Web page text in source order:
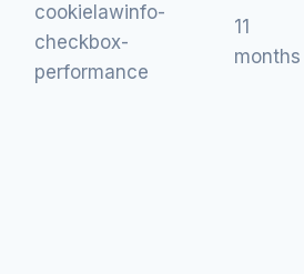
cookielawinfo-
checkbox-
performance
11
months